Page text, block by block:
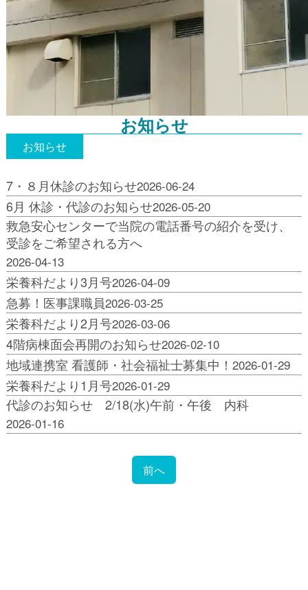
お知らせ
お知らせ
7・８月休診のお知らせ2026-06-24
6月 休診・代診のお知らせ2026-05-20
救急安心センターで当院の電話番号の紹介を受け、
受診をご希望される方へ
2026-04-13
栄養科だより3月号2026-04-09
急募！医事課職員2026-03-25
栄養科だより2月号2026-03-06
4階病棟面会再開のお知らせ2026-02-10
地域連携室 看護師・社会福祉士募集中！ 2026-01-29
栄養科だより1月号2026-01-29
代診のお知らせ 2/18(水)午前・午後 内科
2026-01-16
前へ